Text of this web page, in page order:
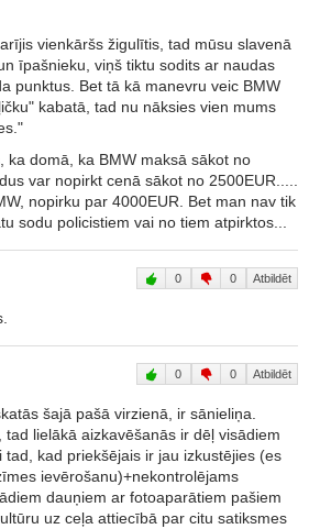
vienkāršs žigulītis, tad mūsu slavenā
īpašnieku, viņš tiktu sodits ar naudas
punktus. Bet tā kā manevru veic BMW
kabatā, tad nu nāksies vien mums
ka domā, ka BMW maksā sākot no
var nopirkt cenā sākot no 2500EUR.....
nopirku par 4000EUR. Bet man nav tik
sodu policistiem vai no tiem atpirktos...
0 0 Atbildēt
0 0 Atbildēt
šajā pašā virzienā, ir sānieliņa.
lielākā aizkavēšanās ir dēļ visādiem
kad priekšējais ir jau izkustējies (es
ievērošanu)+nekontrolējams
dauņiem ar fotoaparātiem pašiem
uz ceļa attiecībā par citu satiksmes